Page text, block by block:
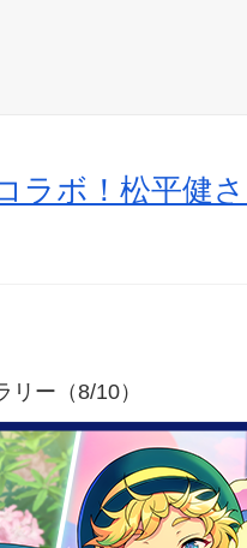
ボ！松平健さ
リー（8/10）